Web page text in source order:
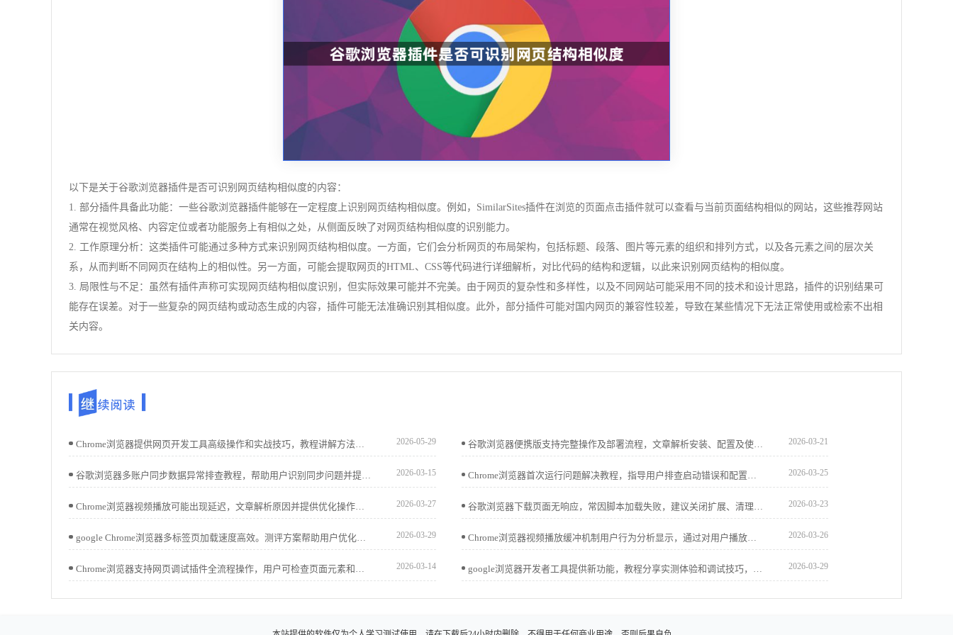
以下是关于谷歌浏览器插件是否可识别网页结构相似度的内容：
1. 部分插件具备此功能：一些谷歌浏览器插件能够在一定程度上识别网页结构相似度。例如，SimilarSites插件在浏览的页面点击插件就可以查看与当前页面结构相似的网站，这些推荐网站
通常在视觉风格、内容定位或者功能服务上有相似之处，从侧面反映了对网页结构相似度的识别能力。
2. 工作原理分析：这类插件可能通过多种方式来识别网页结构相似度。一方面，它们会分析网页的布局架构，包括标题、段落、图片等元素的组织和排列方式，以及各元素之间的层次关
系，从而判断不同网页在结构上的相似性。另一方面，可能会提取网页的HTML、CSS等代码进行详细解析，对比代码的结构和逻辑，以此来识别网页结构的相似度。
3. 局限性与不足：虽然有插件声称可实现网页结构相似度识别，但实际效果可能并不完美。由于网页的复杂性和多样性，以及不同网站可能采用不同的技术和设计思路，插件的识别结果可
能存在误差。对于一些复杂的网页结构或动态生成的内容，插件可能无法准确识别其相似度。此外，部分插件可能对国内网页的兼容性较差，导致在某些情况下无法正常使用或检索不出相
关内容。
Chrome浏览器提供网页开发工具高级操作和实战技巧，教程讲解方法，帮助开发者优化调试流程，提高网页开发效率。 2026-05-29 谷歌浏览器便携版支持完整操作及部署流程，文章解析安装、配置及使用技巧，并分享移动办公优化方法，帮助用户高效完成全流程操作。 2026-03-21
谷歌浏览器多账户同步数据异常排查教程，帮助用户识别同步问题并提供优化解决方案，确保跨设备数据完整与高效同步。 2026-03-15 Chrome浏览器首次运行问题解决教程，指导用户排查启动错误和配置问题，确保浏览器能够顺利启动，同时提升整体性能和操作稳定性。 2026-03-25
Chrome浏览器视频播放可能出现延迟，文章解析原因并提供优化操作方法，包括插件调优、缓存管理及播放策略，帮助用户实现流畅稳定的视频体验。 2026-03-27 谷歌浏览器下载页面无响应，常因脚本加载失败，建议关闭扩展、清理缓存并检查网络状态改善体验。 2026-03-23
google Chrome浏览器多标签页加载速度高效。测评方案帮助用户优化标签页加载，提高多任务浏览效率，优化日常操作体验。 2026-03-29 Chrome浏览器视频播放缓冲机制用户行为分析显示，通过对用户播放习惯和缓冲优化策略研究，提升视频观看稳定性和流畅度。 2026-03-26
Chrome浏览器支持网页调试插件全流程操作，用户可检查页面元素和调试代码，提高开发效率。 2026-03-14 google浏览器开发者工具提供新功能，教程分享实测体验和调试技巧，帮助用户高效分析网页并优化开发操作流程。 2026-03-29